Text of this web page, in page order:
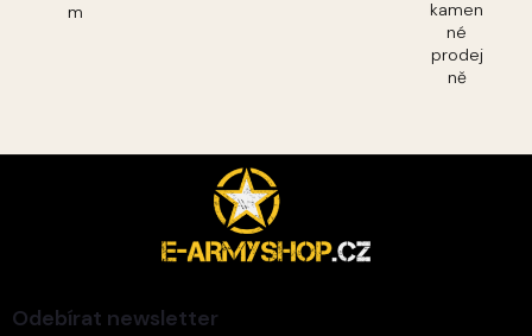
m
kamen
né
prodej
ně
Odebírat newsletter